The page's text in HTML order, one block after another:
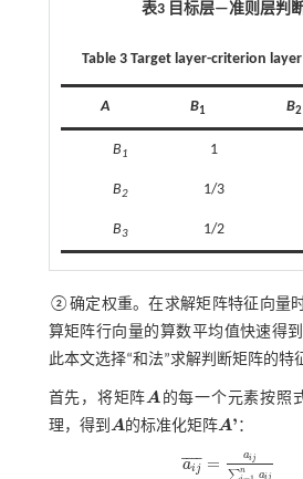
表3 目标层—准则层判
Table 3 Target layer-criterion
A B1 B2
B1 1
B2 1/3
B3 1/2
②确定权重。在求解矩阵特征向量
算矩阵行向量的算数平均值快速得
此本文选择“和法”求解判断矩阵的特
首先，将矩阵A
A 的每一个元素按照
理，得到 A
A 的标准化矩阵A'
A' ：
ai j
¯ ¯
¯¯ = aij
∑n
aij
aij¯ =ai ∑i=1naij